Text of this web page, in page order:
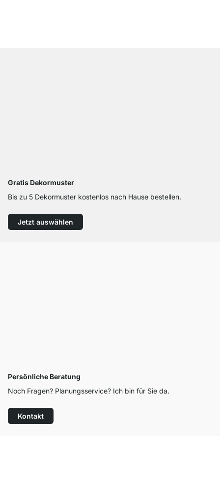
Gratis Dekormuster
Bis zu 5 Dekormuster kostenlos nach Hause bestellen.
Jetzt auswählen
Persönliche Beratung
Noch Fragen? Planungsservice? Ich bin für Sie da.
Kontakt